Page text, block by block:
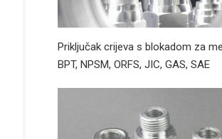
Priključak crijeva s blokadom za
BPT, NPSM, ORFS, JIC, GAS, SAE